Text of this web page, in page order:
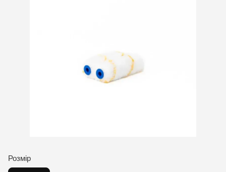
Розмір